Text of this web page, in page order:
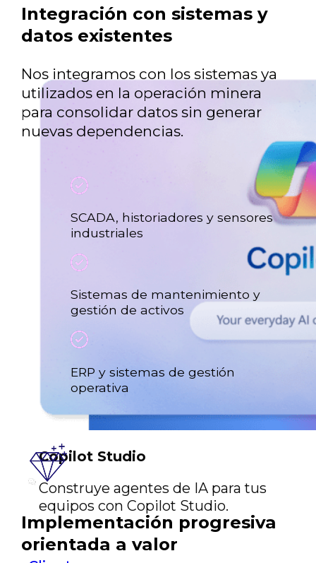
Copilot Studio
Construye agentes de IA para tus
equipos con Copilot Studio.
Integración con sistemas y
datos existentes
Nos integramos con los sistemas ya
utilizados en la operación minera
para consolidar datos sin generar
nuevas dependencias.
SCADA, historiadores y sensores
industriales
Sistemas de mantenimiento y
gestión de activos
ERP y sistemas de gestión
operativa
Implementación progresiva
orientada a valor